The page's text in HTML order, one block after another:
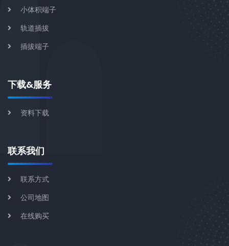
小体积端子
轨道插拔
插拔端子
下载&服务
资料下载
联系我们
联系方式
公司地图
在线购买